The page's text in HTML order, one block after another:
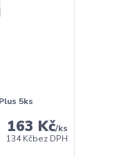
5ks
163 Kč/ks
134 Kčbez DPH